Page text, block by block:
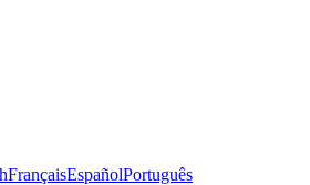
FrançaisEspañolPortuguês